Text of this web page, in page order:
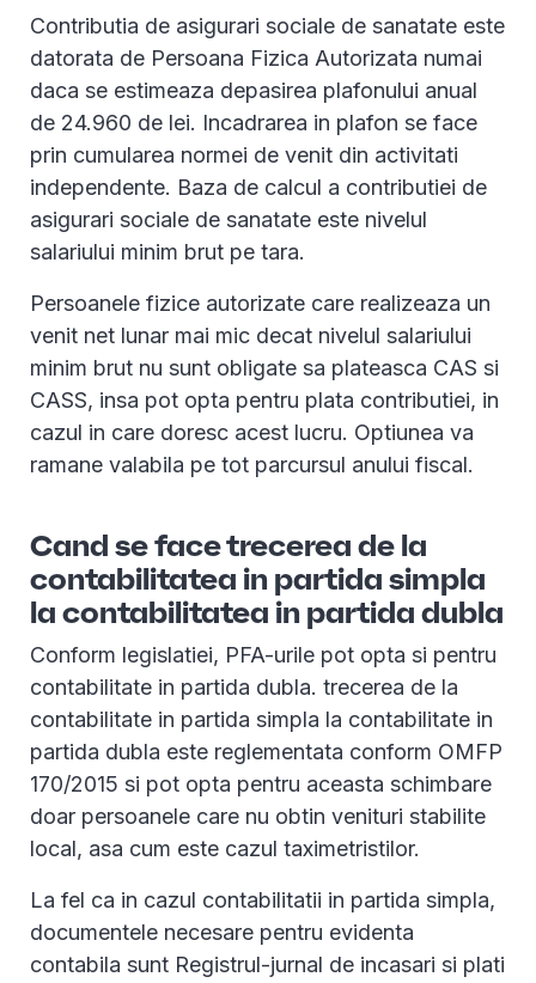
Contributia de asigurari sociale de sanatate este
datorata de Persoana Fizica Autorizata numai
daca se estimeaza depasirea plafonului anual
de 24.960 de lei. Incadrarea in plafon se face
prin cumularea normei de venit din activitati
independente. Baza de calcul a contributiei de
asigurari sociale de sanatate este nivelul
salariului minim brut pe tara.
Persoanele fizice autorizate care realizeaza un
venit net lunar mai mic decat nivelul salariului
minim brut nu sunt obligate sa plateasca CAS si
CASS, insa pot opta pentru plata contributiei, in
cazul in care doresc acest lucru. Optiunea va
ramane valabila pe tot parcursul anului fiscal.
Cand se face trecerea de la
contabilitatea in partida simpla
la contabilitatea in partida dubla
Conform legislatiei, PFA-urile pot opta si pentru
contabilitate in partida dubla. trecerea de la
contabilitate in partida simpla la contabilitate in
partida dubla este reglementata conform OMFP
170/2015 si pot opta pentru aceasta schimbare
doar persoanele care nu obtin venituri stabilite
local, asa cum este cazul taximetristilor.
La fel ca in cazul contabilitatii in partida simpla,
documentele necesare pentru evidenta
contabila sunt Registrul-jurnal de incasari si plati